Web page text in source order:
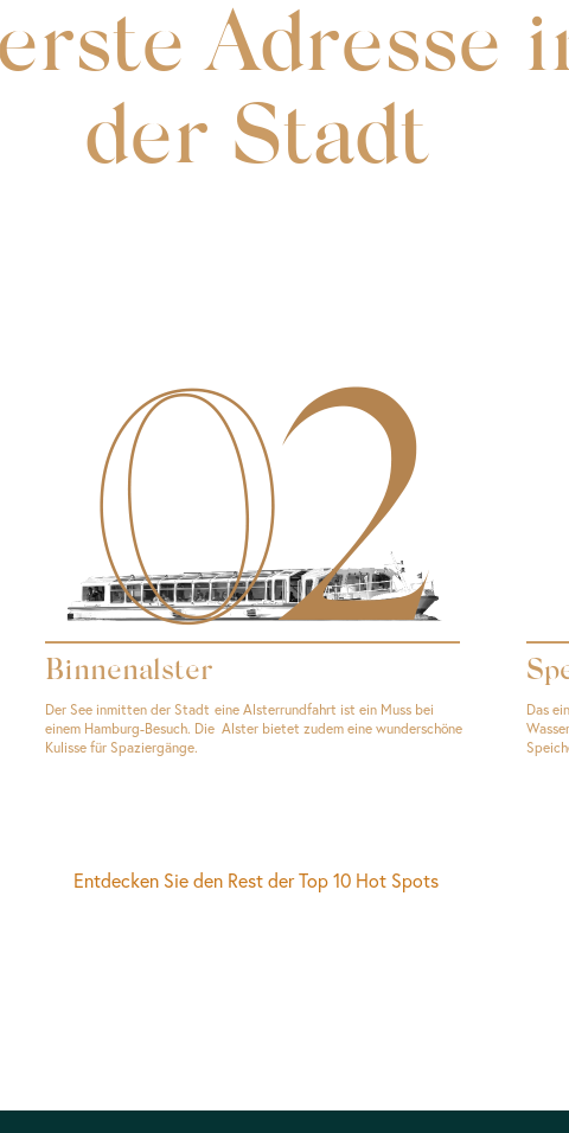
Adresse
der Stadt
Binnenalster
Der See inmitten der Stadt eine Alsterrundfahrt ist ein Muss bei
einem Hamburg-Besuch. Die Alster bietet zudem eine wunderschöne
Kulisse für Spaziergänge.
Das
Entdecken Sie den Rest der Top 10 Hot Spots